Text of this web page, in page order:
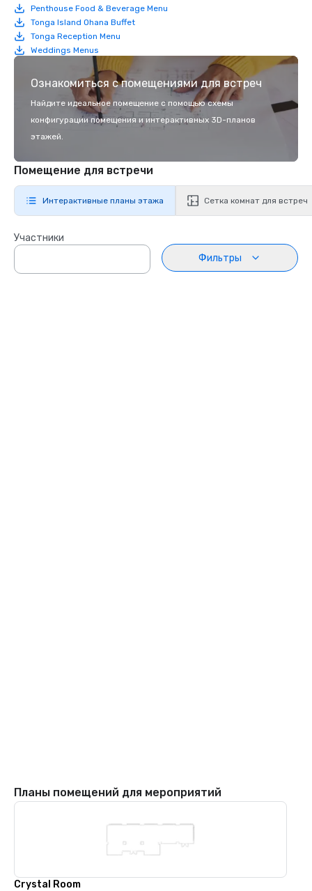
Penthouse Food & Beverage Menu
Tonga Island Ohana Buffet
Tonga Reception Menu
Weddings Menus
Ознакомиться с помещениями для встреч
Найдите идеальное помещение с помощью схемы
конфигурации помещения и интерактивных 3D-планов
этажей.
Помещение для встречи
Интерактивные планы этажа Сетка комнат для встреч
Участники
Фильтры
Планы помещений для мероприятий
Crystal Room